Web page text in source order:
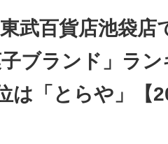
総合サイト
専門サイト
武百貨店池袋店
ブランド」ラ
「とらや」【